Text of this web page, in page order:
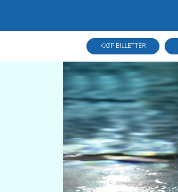
KJØP BILLETTER